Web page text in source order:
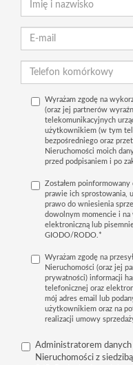
Wyrażam zgodę na
(oraz jej partnerów
telekomunikacyjnych
użytkownikiem (w tym
bezpośredniego oraz
Nieruchomości moich
przed podpisaniem i po
Zostałem
prawie ich sprostowania,
prawo do wniesienia
dowolnym momencie i na
elektroniczną lub
GIODO/RODO.*
Wyrażam zgodę na
Nieruchomości (oraz jej
prywatności) informacji
telefonicznej oraz
mój adres email lub
użytkownikiem oraz na
realizacji umowy
Administratorem
Nieruchomości z